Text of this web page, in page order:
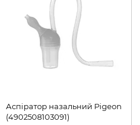
Аспіратор назальний Pigeon
(4902508103091)